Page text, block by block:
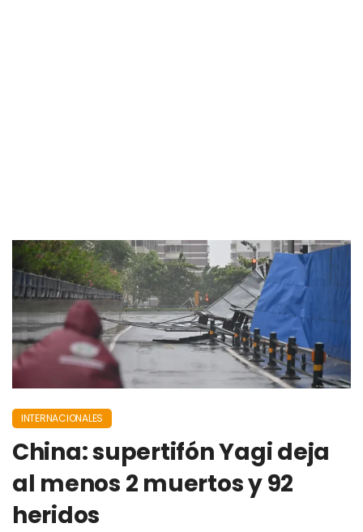
INTERNACIONALES
China: supertifón Yagi deja
al menos 2 muertos y 92
heridos